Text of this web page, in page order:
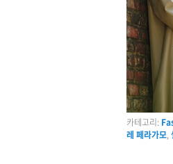
카테고리:
레 페라가모,